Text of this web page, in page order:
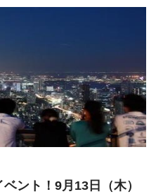
ント！9月13日（木）